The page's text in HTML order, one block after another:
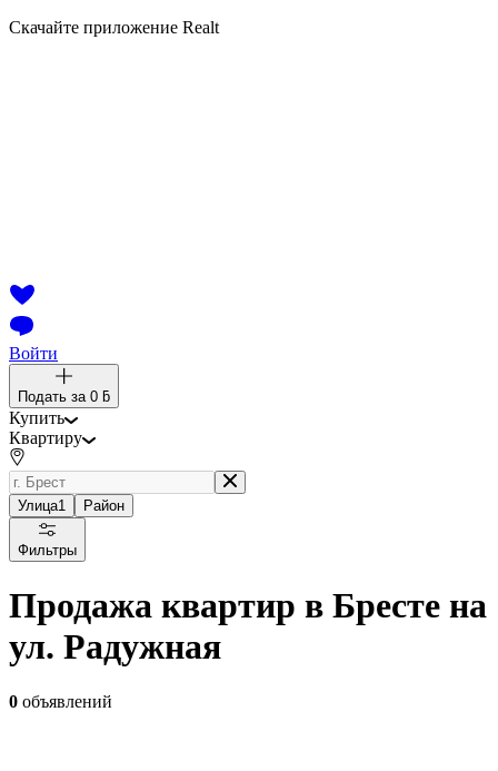
Скачайте приложение Realt
Войти
Подать за 0 ƃ
Купить
Квартиру
Улица1 Район
Фильтры
Продажа квартир в Бресте на
ул. Радужная
0 объявлений